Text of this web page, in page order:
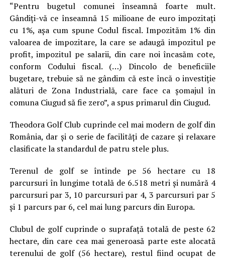
“Pentru bugetul comunei înseamnă foarte mult.
Gândiţi-vă ce înseamnă 15 milioane de euro impozitaţi
cu 1%, aşa cum spune Codul fiscal. Impozităm 1% din
valoarea de impozitare, la care se adaugă impozitul pe
profit, impozitul pe salarii, din care noi încasăm cote,
conform Codului fiscal. (…) Dincolo de beneficiile
bugetare, trebuie să ne gândim că este încă o investiţie
alături de Zona Industrială, care face ca şomajul în
comuna Ciugud să fie zero”, a spus primarul din Ciugud.
Theodora Golf Club cuprinde cel mai modern de golf din
România, dar şi o serie de facilităţi de cazare şi relaxare
clasificate la standardul de patru stele plus.
Terenul de golf se întinde pe 56 hectare cu 18
parcursuri în lungime totală de 6.518 metri şi numără 4
parcursuri par 3, 10 parcursuri par 4, 3 parcursuri par 5
şi 1 parcurs par 6, cel mai lung parcurs din Europa.
Clubul de golf cuprinde o suprafaţă totală de peste 62
hectare, din care cea mai generoasă parte este alocată
terenului de golf (56 hectare), restul fiind ocupat de